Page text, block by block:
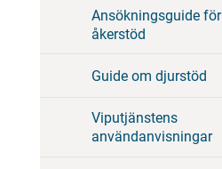
Ansökningsguide för
åkerstöd
Guide om djurstöd
Viputjänstens
användanvisningar